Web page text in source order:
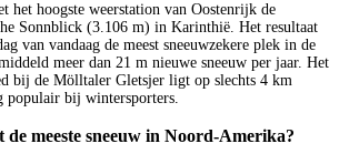
het hoogste weerstation van Oostenrijk de
Sonnblick (3.106 m) in Karinthië. Het resultaat
van vandaag de meest sneeuwzekere plek in de
meer dan 21 m nieuwe sneeuw per jaar. Het
bij de Mölltaler Gletsjer ligt op slechts 4 km
populair bij wintersporters.
de meeste sneeuw in Noord-Amerika?